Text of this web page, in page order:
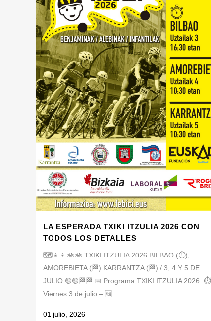
LA ESPERADA TXIKI ITZULIA 2026 CON
TODOS LOS DETALLES
🗺️👧👦🚲🚲 TXIKI ITZULIA 2026 BILBAO (⏱️),
AMOREBIETA (🏁) KARRANTZA (🏁) / 3, 4 Y 5 DE
JULIO 🟡🟡🏁🏁 📅 Programa TXIKI ITZULIA 2026: ⏱️
Viernes 3 de julio – 🆕......
01 julio, 2026